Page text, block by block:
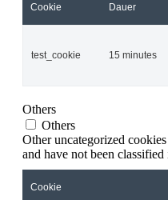
Cookie Dauer
test_cookie 15 minutes
Others
Others
Other uncategorized
and have not been
Cookie